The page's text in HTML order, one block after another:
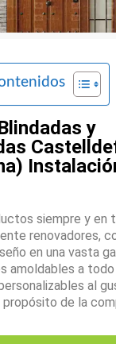
y
siempre y en
renovadores,
en una vasta
amoldables a
al
de la